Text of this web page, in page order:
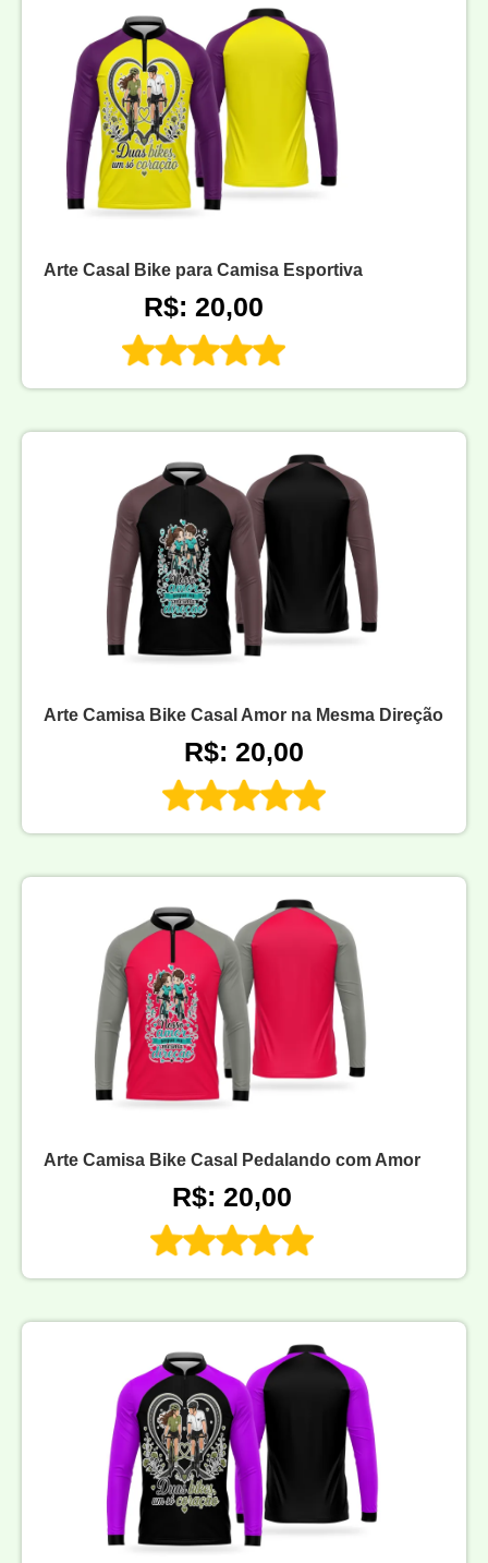
Arte Casal Bike para Camisa Esportiva
R$: 20,00
Arte Camisa Bike Casal Amor na Mesma Direção
R$: 20,00
Arte Camisa Bike Casal Pedalando com Amor
R$: 20,00